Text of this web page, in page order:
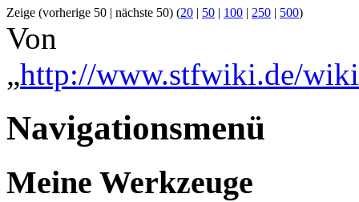
Zeige (vorherige 50 | nächste 50) (20 | 50 | 100 | 250 | 500)
Von
„http://www.stfwiki.de/
Navigationsmenü
Meine Werkzeuge